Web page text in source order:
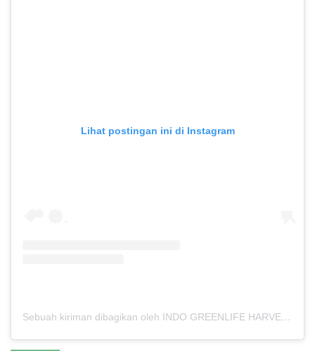
Lihat postingan ini di Instagram
Sebuah kiriman dibagikan oleh INDO GREENLIFE HARVEST – PABRIK MAKLON (@indogreenlifeharvest)